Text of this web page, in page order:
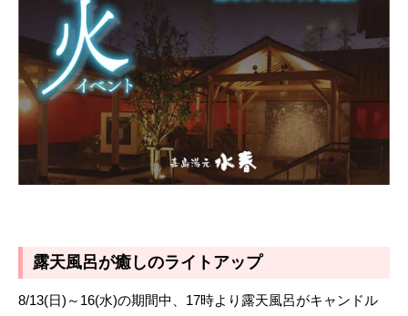
露天風呂が癒しのライトアップ
8/13(日)～16(水)の期間中、17時より露天風呂がキャンドル